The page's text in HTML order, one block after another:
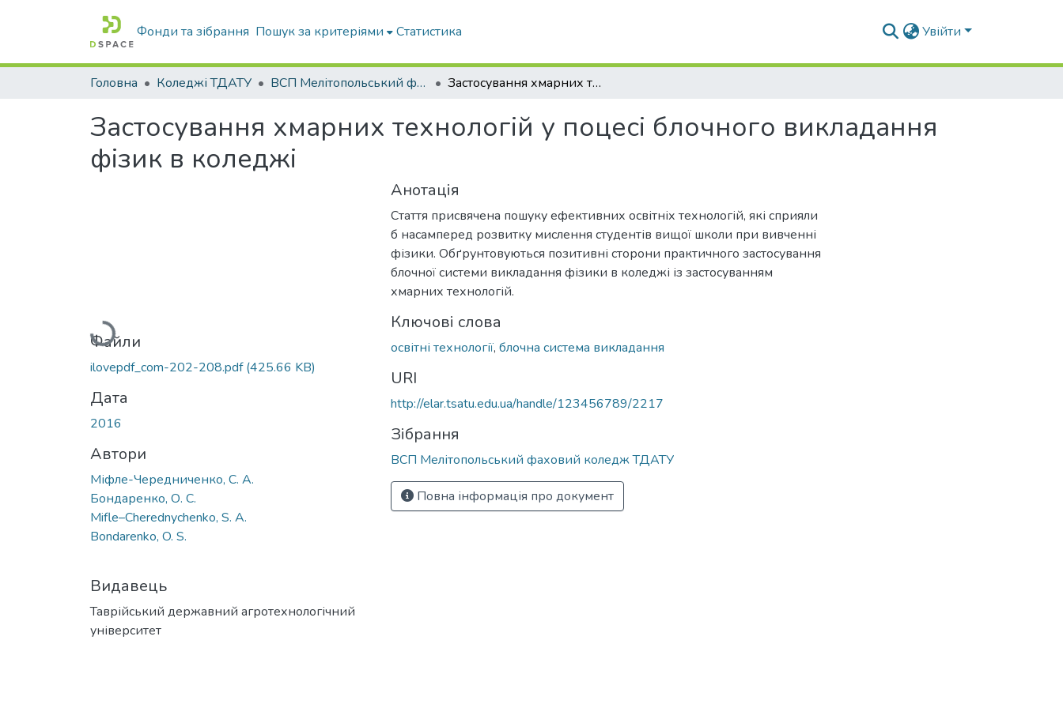
Фонди та зібрання Пошук за критеріями Статистика Увійти
Головна Коледжі ТДАТУ ВСП Мелітопольський фаховий коледж ТДАТУ Застосування хмарних технологій у поцесі блочного викладання фізик в коледжі
Застосування хмарних технологій у поцесі блочного викладання
фізик в коледжі
Вантажиться...
Файли
ilovepdf_com-202-208.pdf(425.66 KB)
Дата
2016
Автори
Міфле-Чередниченко, С. А.
Бондаренко, О. С.
Mifle–Cherednychenko, S. A.
Bondarenko, O. S.
Видавець
Таврійський державний агротехнологічний
університет
Анотація
Стаття присвячена пошуку ефективних освітніх технологій, які сприяли
б насамперед розвитку мислення студентів вищої школи при вивченні
фізики. Обґрунтовуються позитивні сторони практичного застосування
блочної системи викладання фізики в коледжі із застосуванням
хмарних технологій.
Ключові слова
освітні технології, блочна система викладання
URI
http://elar.tsatu.edu.ua/handle/123456789/2217
Зібрання
ВСП Мелітопольський фаховий коледж ТДАТУ
Повна інформація про документ